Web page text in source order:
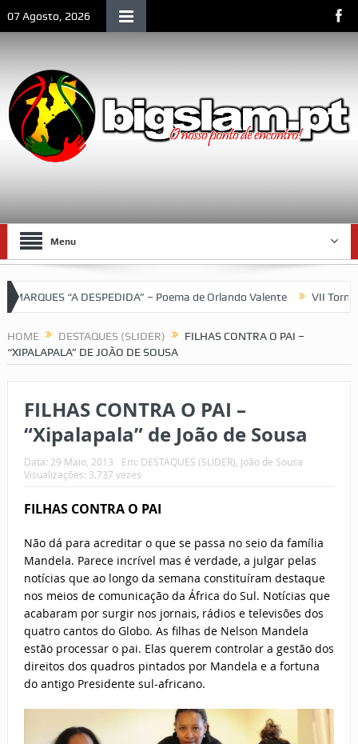
07 Agosto, 2026
Menu
“A DESPEDIDA” – Poema de Orlando Valente VII Torneio das
HOME DESTAQUES (SLIDER)
FILHAS CONTRA O PAI –
“XIPALAPALA” DE JOÃO DE SOUSA
FILHAS CONTRA O PAI –
“Xipalapala” de João de Sousa
Data: 29 Maio, 2013 Em: DESTAQUES (SLIDER) João de Sousa
Visualizações: 3.737 vezes
FILHAS CONTRA O PAI
Não dá para acreditar o que se passa no seio da família
Mandela. Parece incrível mas é verdade, a julgar pelas
notícias que ao longo da semana constituíram destaque
nos meios de comunicação da África do Sul. Notícias que
acabaram por surgir nos jornais, rádios e televisões dos
quatro cantos do Globo. As filhas de Nelson Mandela
estão processar o pai. Elas querem controlar a gestão dos
direitos dos quadros pintados por Mandela e a fortuna
do antigo Presidente sul-africano.